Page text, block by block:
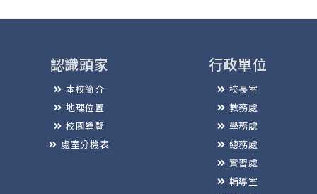
認識頭家
本校簡介
地理位置
校園導覽
處室分機表
行政單位
校長室
教務處
學務處
總務處
實習處
輔導室